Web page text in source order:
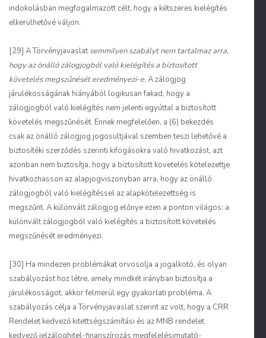
indokolásban megfogalmazott célt, hogy a kétszeres kielégítés
elkerülhetővé váljon.
[29] A Törvényjavaslat semmilyen szabályt nem tartalmaz arra,
hogy az önálló zálogjogból való kielégítés a biztosított
követelés megszűnését eredményezi-e.A zálogjog
járulékosságának hiányából logikusan fakad, hogy a
zálogjogból való kielégítés nem jelenti egyúttal a biztosított
követelés megszűnését. Ennek megfelelően, a (6) bekezdés
csak az önálló zálogjog jogosultjával szemben teszi lehetővé a
biztosítéki szerződés szerinti kifogásokra való hivatkozást, azt
azonban nem biztosítja, hogy a biztosított követelés kötelezettje
hivatkozhasson az alapjogviszonyban arra, hogy az önálló
zálogjogból való kielégítéssel az alapkötelezettség is
megszűnt. A különvált zálogjog előnye ezen a ponton világos: a
különvált zálogjogból való kielégítés a biztosított követelés
megszűnését eredményezi.
[30] Ha mindezen problémákat orvosolja a jogalkotó, és olyan
szabályozást hoz létre, amely mindkét irányban biztosítja a
járulékosságot, akkor felmerül egy gyakorlati probléma. A
szabályozás célja a Törvényjavaslat szerint az volt, hogy a CRR
Rendelet kedvező kitettségszámítási és az MNB rendelet
kedvező jelzáloghitel-finanszírozás megfelelésimutató-